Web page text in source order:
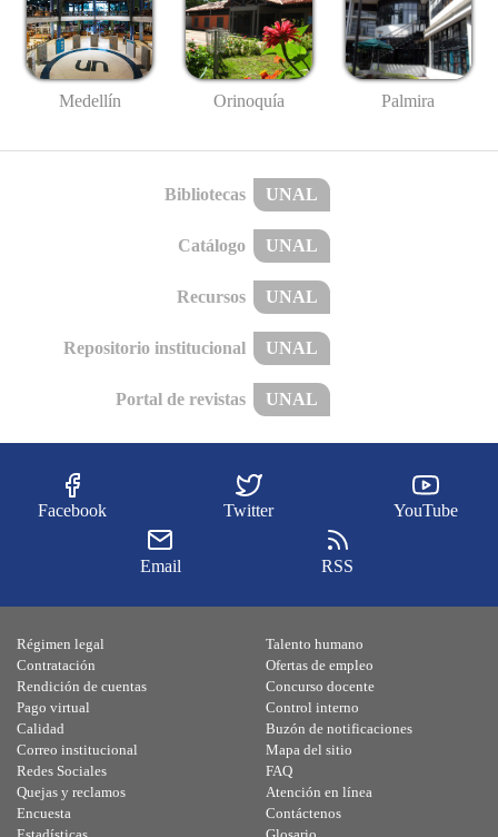
Medellín Orinoquía Palmira
Bibliotecas UNAL
Catálogo UNAL
Recursos UNAL
Repositorio institucional UNAL
Portal de revistas UNAL
Facebook Twitter YouTube
Email RSS
Régimen legal
Contratación
Rendición de cuentas
Pago virtual
Calidad
Talento humano
Ofertas de empleo
Concurso docente
Control interno
Buzón de notificaciones
Correo institucional
Redes Sociales
Quejas y reclamos
Encuesta
Mapa del sitio
FAQ
Atención en línea
Contáctenos